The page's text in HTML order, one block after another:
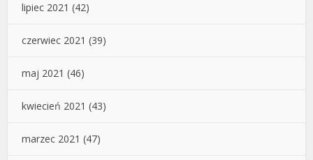
lipiec 2021 (42)
czerwiec 2021 (39)
maj 2021 (46)
kwiecień 2021 (43)
marzec 2021 (47)